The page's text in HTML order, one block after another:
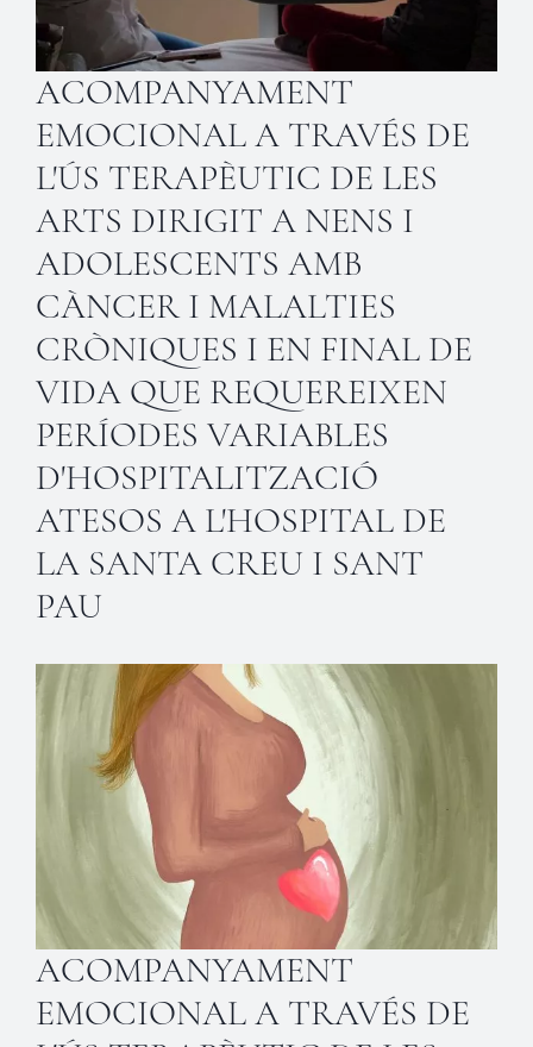
ACOMPANYAMENT
EMOCIONAL A TRAVÉS DE
L'ÚS TERAPÈUTIC DE LES
ARTS DIRIGIT A NENS I
ADOLESCENTS AMB
CÀNCER I MALALTIES
CRÒNIQUES I EN FINAL DE
VIDA QUE REQUEREIXEN
PERÍODES VARIABLES
D'HOSPITALITZACIÓ
ATESOS A L'HOSPITAL DE
LA SANTA CREU I SANT
PAU
ACOMPANYAMENT
EMOCIONAL A TRAVÉS DE